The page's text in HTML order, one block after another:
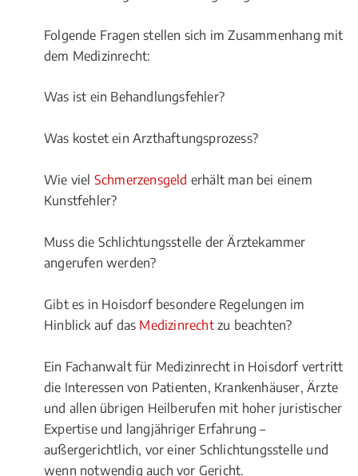
Folgende Fragen stellen sich im Zusammenhang mit
dem Medizinrecht:
Was ist ein Behandlungsfehler?
Was kostet ein Arzthaftungsprozess?
Wie viel Schmerzensgeld erhält man bei einem
Kunstfehler?
Muss die Schlichtungsstelle der Ärztekammer
angerufen werden?
Gibt es in Hoisdorf besondere Regelungen im
Hinblick auf das Medizinrechtzu beachten?
Ein Fachanwalt für Medizinrecht in Hoisdorf vertritt
die Interessen von Patienten, Krankenhäuser, Ärzte
und allen übrigen Heilberufen mit hoher juristischer
Expertise und langjähriger Erfahrung –
außergerichtlich, vor einer Schlichtungsstelle und
wenn notwendig auch vor Gericht.